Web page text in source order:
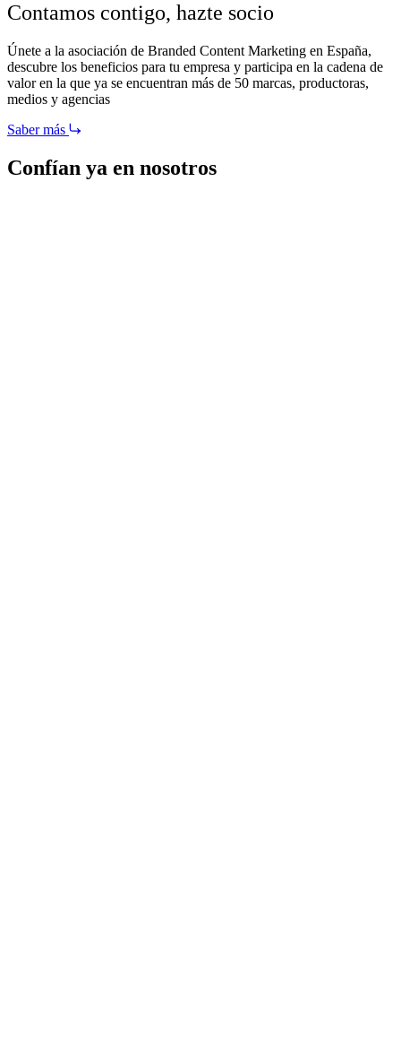
Contamos contigo, hazte socio
Únete a la asociación de Branded Content Marketing en España,
descubre los beneficios para tu empresa y participa en la cadena de
valor en la que ya se encuentran más de 50 marcas, productoras,
medios y agencias
Saber más
Confían ya en nosotros